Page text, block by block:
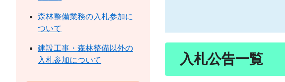
入札公告一覧
森林整備業務の入札参加に
ついて
建設工事・森林整備以外の
入札参加について